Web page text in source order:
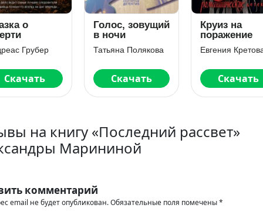
о
Грубер
Скачать
Голос, зовущий
в ночи
Татьяна Полякова
Скачать
Круиз на
поражение
Евгения
Скачать
на книгу «Последний рассвет»
Марининой
комментарий
email не будет опубликован.Обязательные поля помечены*